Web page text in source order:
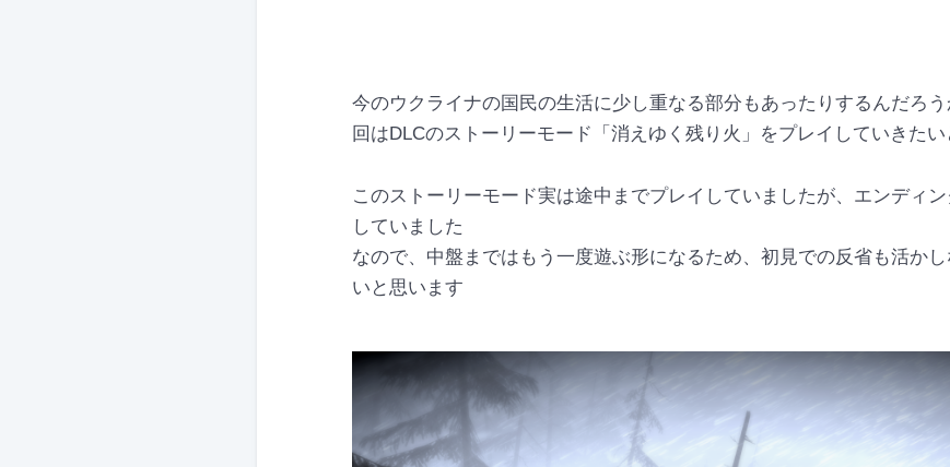
今のウクライナの国民の生活に少し重なる部分もあったりするんだろ
回はDLCのストーリーモード「消えゆく残り火」をプレイしていきた
このストーリーモード実は途中までプレイしていましたが、エンディ
していました
なので、中盤まではもう一度遊ぶ形になるため、初見での反省も活か
いと思います